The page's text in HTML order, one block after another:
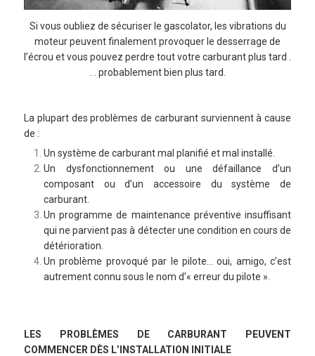
Si vous oubliez de sécuriser le gascolator, les vibrations du
moteur peuvent finalement provoquer le desserrage de
l’écrou et vous pouvez perdre tout votre carburant plus tard .
. . probablement bien plus tard.
La plupart des problèmes de carburant surviennent à cause
de :
Un système de carburant mal planifié et mal installé.
Un dysfonctionnement ou une défaillance d’un
composant ou d’un accessoire du système de
carburant.
Un programme de maintenance préventive insuffisant
qui ne parvient pas à détecter une condition en cours de
détérioration.
Un problème provoqué par le pilote… oui, amigo, c’est
autrement connu sous le nom d’« erreur du pilote ».
LES PROBLÈMES DE CARBURANT PEUVENT
COMMENCER DÈS L’INSTALLATION INITIALE